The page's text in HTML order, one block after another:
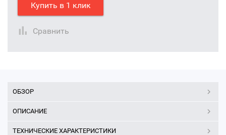
Купить в 1 клик
Сравнить
ОБЗОР
ОПИСАНИЕ
ТЕХНИЧЕСКИЕ ХАРАКТЕРИСТИКИ